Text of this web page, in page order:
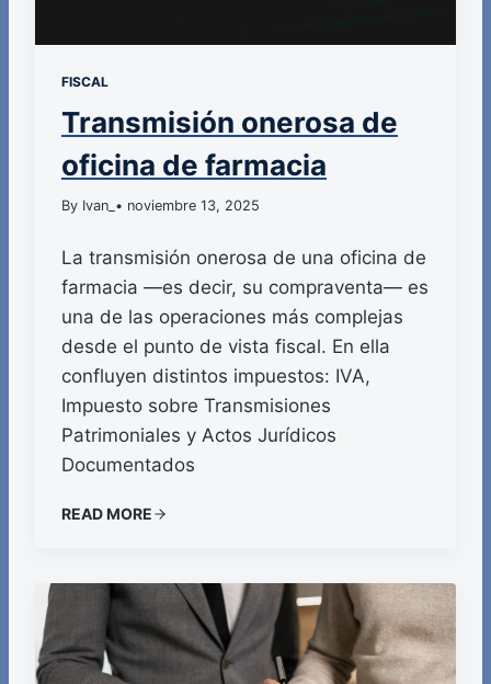
FISCAL
Transmisión onerosa de
oficina de farmacia
By Ivan_ • noviembre 13, 2025
La transmisión onerosa de una oficina de
farmacia —es decir, su compraventa— es
una de las operaciones más complejas
desde el punto de vista fiscal. En ella
confluyen distintos impuestos: IVA,
Impuesto sobre Transmisiones
Patrimoniales y Actos Jurídicos
Documentados
READ MORE